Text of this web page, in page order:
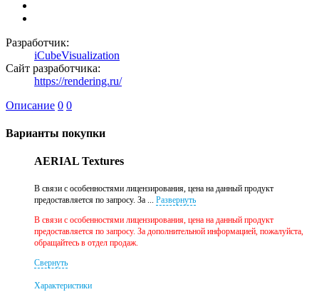
Разработчик:
iCubeVisualization
Сайт разработчика:
https://rendering.ru/
Описание 0 0
Варианты покупки
AERIAL Textures
В связи с особенностями лицензирования, цена на данный продукт
предоставляется по запросу. За ... Развернуть
В связи с особенностями лицензирования, цена на данный продукт
предоставляется по запросу. За дополнительной информацией, пожалуйста,
обращайтесь в отдел продаж.
Свернуть
Характеристики